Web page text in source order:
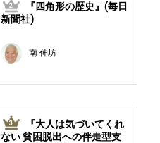
2
『四角形の歴史』(毎日
新聞社)
南 伸坊
3
『大人は気づいてくれ
ない 貧困脱出への伴走型支